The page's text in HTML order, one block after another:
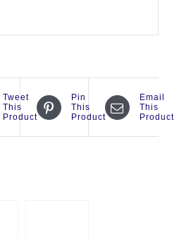
Tweet
This
Product
Pin
This
Product
Email
This
Product